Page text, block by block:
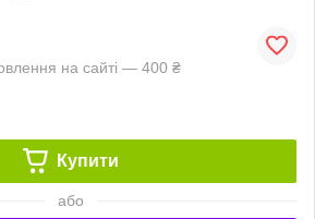
на сайті — 400 ₴
Купити
або